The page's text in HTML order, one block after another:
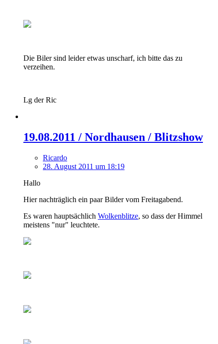
Die Biler sind leider etwas unscharf, ich bitte das zu
verzeihen.
Lg der Ric
19.08.2011 / Nordhausen / Blitzshow
Ricardo
28. August 2011 um 18:19
Hallo
Hier nachträglich ein paar Bilder vom Freitagabend.
Es waren hauptsächlich Wolkenblitze, so dass der Himmel
meistens "nur" leuchtete.